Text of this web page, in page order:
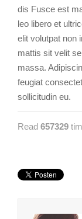
dis Fusce est
leo libero et
elit volutpat non
mattis sit velit
massa.
feugiat
sollicitudin eu.
Read 657329